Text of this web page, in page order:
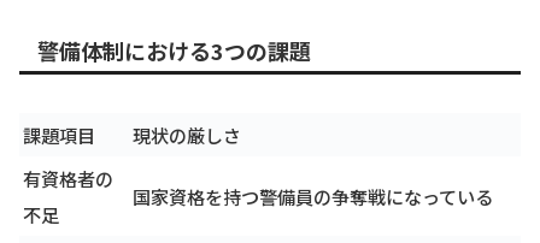
警備体制における3つの課題
課題項目
現状の厳しさ
有資格者の
不足
国家資格を持つ警備員の争奪戦になっている